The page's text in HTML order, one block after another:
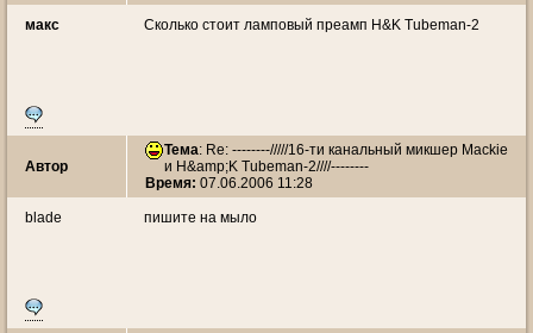
макс Сколько стоит ламповый преамп H&K Tubeman-2
Автор
Тема: Re: --------/////16-ти канальный микшер Mackie
и H&amp;K Tubeman-2////--------
Время: 07.06.2006 11:28
blade пишите на мыло